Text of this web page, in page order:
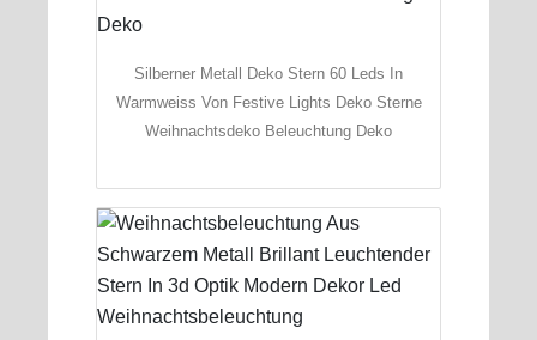
Silberner Metall Deko Stern 60 Leds In
Warmweiss Von Festive Lights Deko Sterne
Weihnachtsdeko Beleuchtung Deko